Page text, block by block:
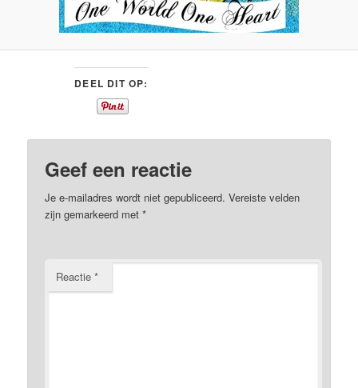
DEEL DIT OP:
Geef een reactie
Je e-mailadres wordt niet gepubliceerd. Vereiste velden
zijn gemarkeerd met*
Reactie*